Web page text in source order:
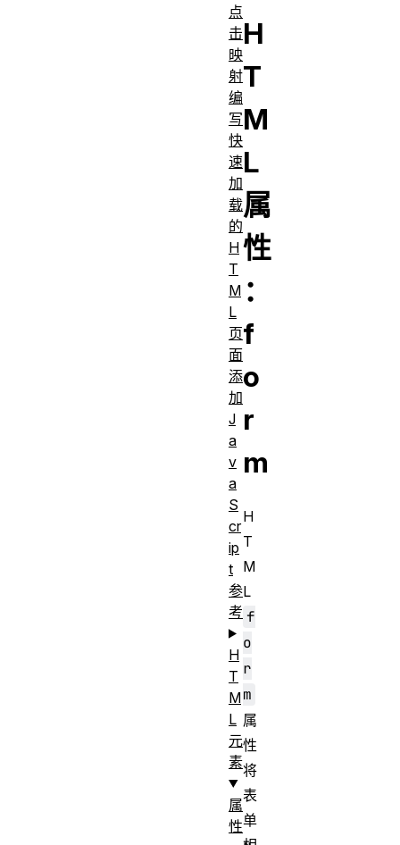
H
T
M
L
属
性
：
f
o
r
m
H
T
M
L
f
o
r
m
属
性
将
表
单
点
击
映
射
编
写
快
速
加
载
的
H
T
M
L
页
面
添
加
J
a
v
a
S
cr
ip
t
参
考
H
T
M
L
元
素
属
性